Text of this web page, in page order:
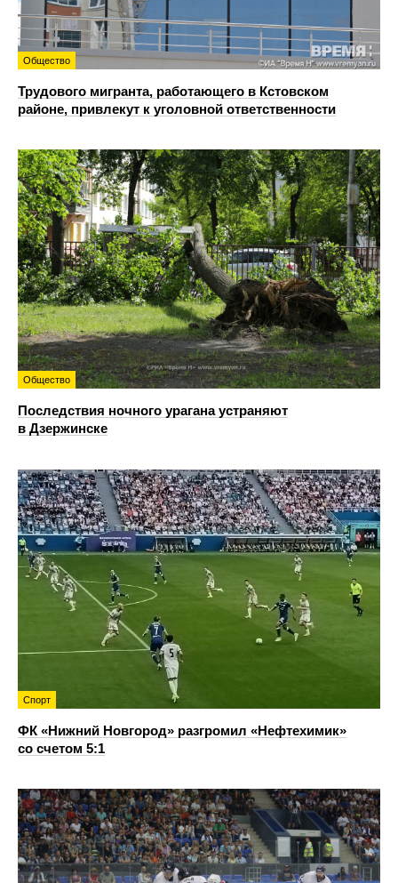
Общество
Трудового мигранта, работающего в Кстовском
районе, привлекут к уголовной ответственности
Общество
Последствия ночного урагана устраняют
в Дзержинске
Спорт
ФК «Нижний Новгород» разгромил «Нефтехимик»
со счетом 5:1